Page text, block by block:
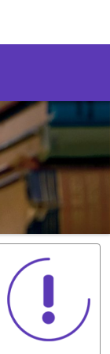
کتب نادر و کمیاب(19)
فلسفه و جامعه
دانشگاهی و
ورزشی و تربیت بدنی
سیاسی(116)
کتاب های مصور
دایره المعارف و
سینما و فیلم
زندگینامه شهدا